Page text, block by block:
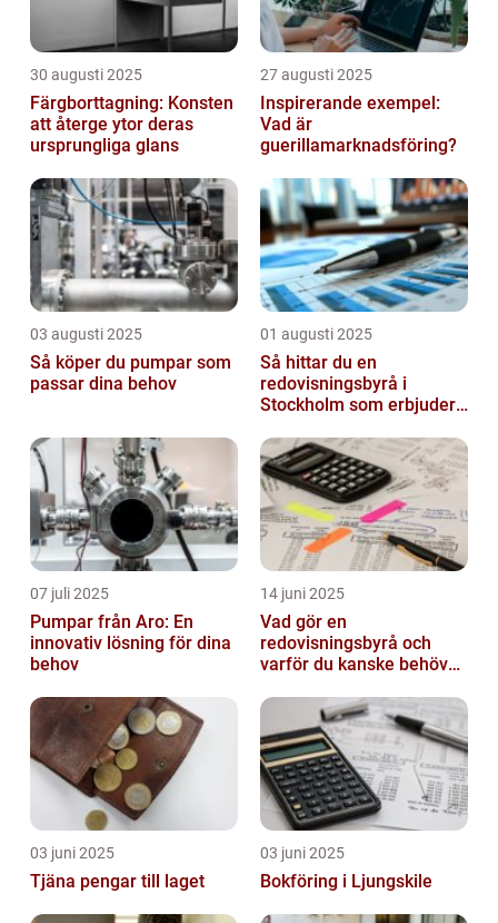
30 augusti 2025
Färgborttagning: Konsten
att återge ytor deras
ursprungliga glans
27 augusti 2025
Inspirerande exempel:
Vad är
guerillamarknadsföring?
03 augusti 2025
Så köper du pumpar som
passar dina behov
01 augusti 2025
Så hittar du en
redovisningsbyrå i
Stockholm som erbjuder
07 juli 2025
Pumpar från Aro: En
innovativ lösning för dina
behov
14 juni 2025
Vad gör en
redovisningsbyrå och
varför du kanske behöver
03 juni 2025
Tjäna pengar till laget
03 juni 2025
Bokföring i Ljungskile